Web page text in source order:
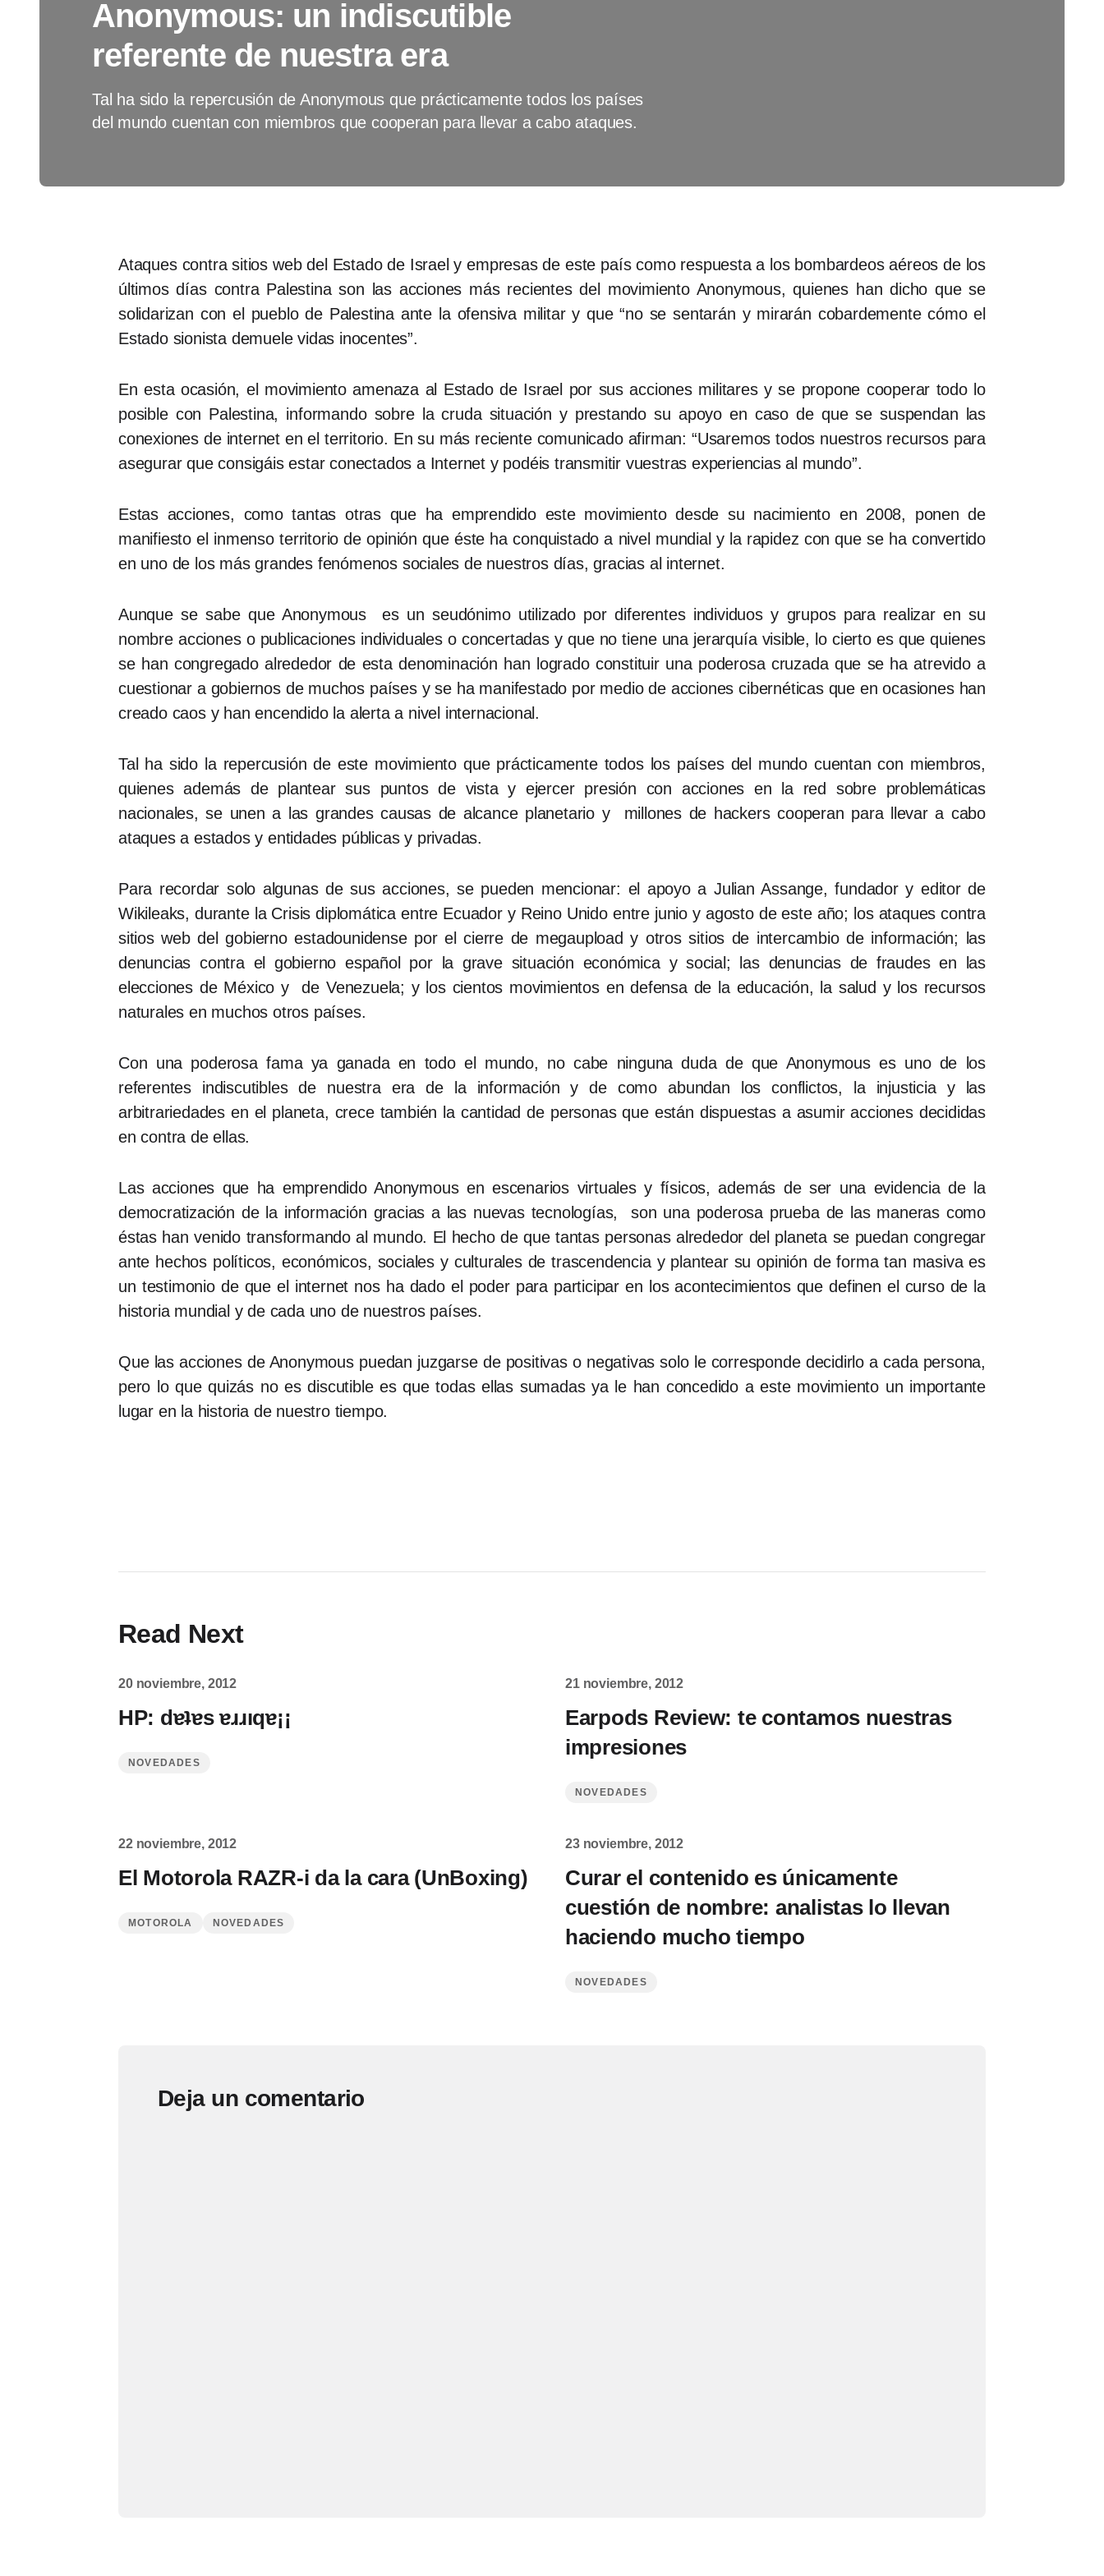
Anonymous: un indiscutible
referente de nuestra era
Tal ha sido la repercusión de Anonymous que prácticamente todos los países
del mundo cuentan con miembros que cooperan para llevar a cabo ataques.
Ataques contra sitios web del Estado de Israel y empresas de este país como respuesta a los bombardeos aéreos de los
últimos días contra Palestina son las acciones más recientes del movimiento Anonymous, quienes han dicho que se
solidarizan con el pueblo de Palestina ante la ofensiva militar y que “no se sentarán y mirarán cobardemente cómo el
Estado sionista demuele vidas inocentes”.
En esta ocasión, el movimiento amenaza al Estado de Israel por sus acciones militares y se propone cooperar todo lo
posible con Palestina, informando sobre la cruda situación y prestando su apoyo en caso de que se suspendan las
conexiones de internet en el territorio. En su más reciente comunicado afirman: “Usaremos todos nuestros recursos para
asegurar que consigáis estar conectados a Internet y podéis transmitir vuestras experiencias al mundo”.
Estas acciones, como tantas otras que ha emprendido este movimiento desde su nacimiento en 2008, ponen de
manifiesto el inmenso territorio de opinión que éste ha conquistado a nivel mundial y la rapidez con que se ha convertido
en uno de los más grandes fenómenos sociales de nuestros días, gracias al internet.
Aunque se sabe que Anonymous es un seudónimo utilizado por diferentes individuos y grupos para realizar en su
nombre acciones o publicaciones individuales o concertadas y que no tiene una jerarquía visible, lo cierto es que quienes
se han congregado alrededor de esta denominación han logrado constituir una poderosa cruzada que se ha atrevido a
cuestionar a gobiernos de muchos países y se ha manifestado por medio de acciones cibernéticas que en ocasiones han
creado caos y han encendido la alerta a nivel internacional.
Tal ha sido la repercusión de este movimiento que prácticamente todos los países del mundo cuentan con miembros,
quienes además de plantear sus puntos de vista y ejercer presión con acciones en la red sobre problemáticas
nacionales, se unen a las grandes causas de alcance planetario y millones de hackers cooperan para llevar a cabo
ataques a estados y entidades públicas y privadas.
Para recordar solo algunas de sus acciones, se pueden mencionar: el apoyo a Julian Assange, fundador y editor de
Wikileaks, durante la Crisis diplomática entre Ecuador y Reino Unido entre junio y agosto de este año; los ataques contra
sitios web del gobierno estadounidense por el cierre de megaupload y otros sitios de intercambio de información; las
denuncias contra el gobierno español por la grave situación económica y social; las denuncias de fraudes en las
elecciones de México y de Venezuela; y los cientos movimientos en defensa de la educación, la salud y los recursos
naturales en muchos otros países.
Con una poderosa fama ya ganada en todo el mundo, no cabe ninguna duda de que Anonymous es uno de los
referentes indiscutibles de nuestra era de la información y de como abundan los conflictos, la injusticia y las
arbitrariedades en el planeta, crece también la cantidad de personas que están dispuestas a asumir acciones decididas
en contra de ellas.
Las acciones que ha emprendido Anonymous en escenarios virtuales y físicos, además de ser una evidencia de la
democratización de la información gracias a las nuevas tecnologías, son una poderosa prueba de las maneras como
éstas han venido transformando al mundo. El hecho de que tantas personas alrededor del planeta se puedan congregar
ante hechos políticos, económicos, sociales y culturales de trascendencia y plantear su opinión de forma tan masiva es
un testimonio de que el internet nos ha dado el poder para participar en los acontecimientos que definen el curso de la
historia mundial y de cada uno de nuestros países.
Que las acciones de Anonymous puedan juzgarse de positivas o negativas solo le corresponde decidirlo a cada persona,
pero lo que quizás no es discutible es que todas ellas sumadas ya le han concedido a este movimiento un importante
lugar en la historia de nuestro tiempo.
Read Next
20 noviembre, 2012
HP: dɐʇɐs ɐɹɹıqɐ¡¡
NOVEDADES
21 noviembre, 2012
Earpods Review: te contamos nuestras
impresiones
NOVEDADES
22 noviembre, 2012
El Motorola RAZR-i da la cara (UnBoxing)
MOTOROLA NOVEDADES
23 noviembre, 2012
Curar el contenido es únicamente
cuestión de nombre: analistas lo llevan
haciendo mucho tiempo
NOVEDADES
Deja un comentario